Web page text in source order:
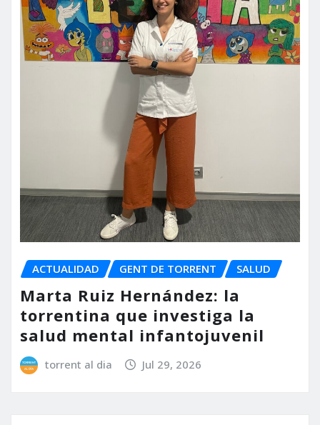
ACTUALIDAD GENT DE TORRENT SALUD
Marta Ruiz Hernández: la
torrentina que investiga la
salud mental infantojuvenil
torrent al dia Jul 29, 2026